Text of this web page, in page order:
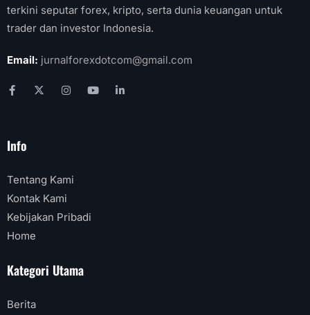
terkini seputar forex, kripto, serta dunia keuangan untuk
trader dan investor Indonesia.
Email: jurnalforexdotcom@gmail.com
Info
Tentang Kami
Kontak Kami
Kebijakan Pribadi
Home
Kategori Utama
Berita